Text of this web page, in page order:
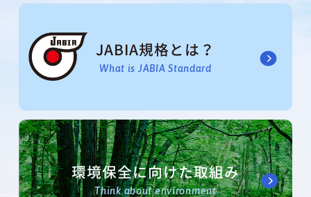
JABIA規格とは？
What is JABIA Standard
環境保全に向けた取組み
Think about environment